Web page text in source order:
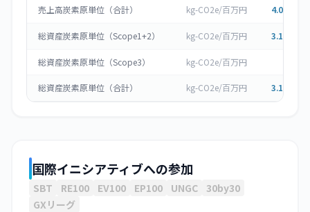
売上高炭素原単位（合計） kg-CO2e/百万円 4.022
総資産炭素原単位（Scope1+2） kg-CO2e/百万円 3.138
総資産炭素原単位（Scope3） kg-CO2e/百万円
総資産炭素原単位（合計） kg-CO2e/百万円 3.138
国際イニシアティブへの参加
SBT RE100 EV100 EP100 UNGC 30by30
GXリーグ